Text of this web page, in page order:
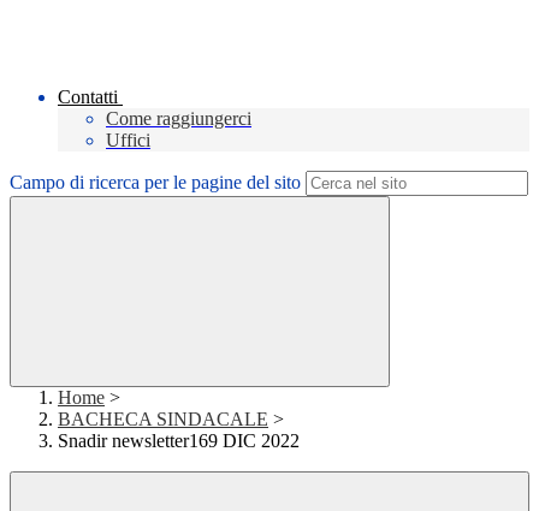
Contatti
Come raggiungerci
Uffici
Campo di ricerca per le pagine del sito
Home >
BACHECA SINDACALE >
Snadir newsletter169 DIC 2022